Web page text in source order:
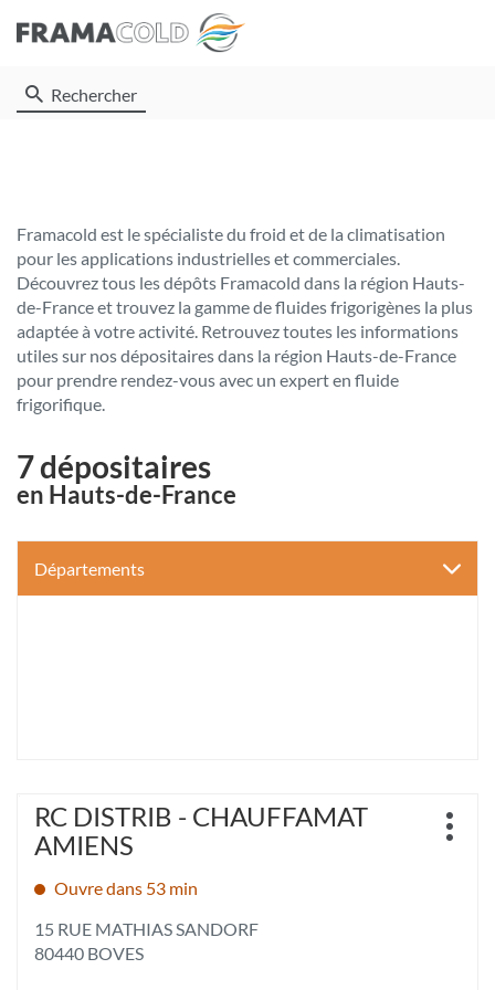
Rechercher
Framacold est le spécialiste du froid et de la climatisation
pour les applications industrielles et commerciales.
Découvrez tous les dépôts Framacold dans la région Hauts-
de-France et trouvez la gamme de fluides frigorigènes la plus
adaptée à votre activité. Retrouvez toutes les informations
utiles sur nos dépositaires dans la région Hauts-de-France
pour prendre rendez-vous avec un expert en fluide
frigorifique.
7 dépositaires
en Hauts-de-France
Départements
Appuyer
sur
ENTRÉE
obtenir
de
Point
de
vente
:
RC DISTRIB - CHAUFFAMAT
AMIENS
Ouvre dans 53 min
15 RUE MATHIAS SANDORF
80440 BOVES
Plus